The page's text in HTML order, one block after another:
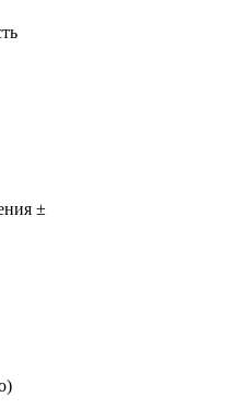
±